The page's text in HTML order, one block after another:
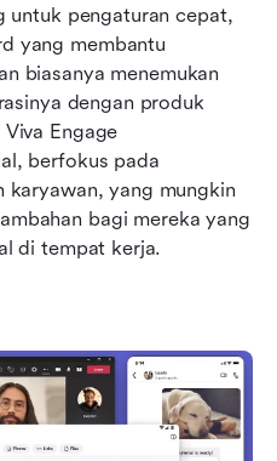
untuk pengaturan cepat,
yang membantu
biasanya menemukan
dengan produk
Engage
berfokus pada
karyawan, yang mungkin
bagi mereka yang
di tempat kerja.